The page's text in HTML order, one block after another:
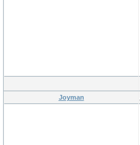
Joyman